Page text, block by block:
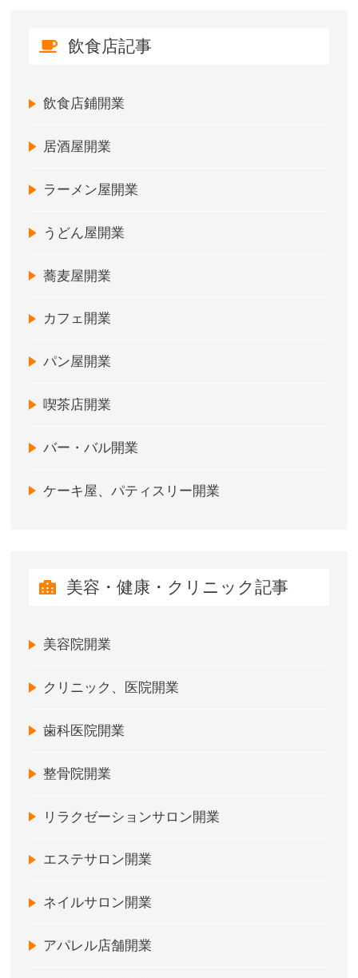
飲食店記事
飲食店鋪開業
居酒屋開業
ラーメン屋開業
うどん屋開業
蕎麦屋開業
カフェ開業
パン屋開業
喫茶店開業
バー・バル開業
ケーキ屋、パティスリー開業
美容・健康・クリニック記事
美容院開業
クリニック、医院開業
歯科医院開業
整骨院開業
リラクゼーションサロン開業
エステサロン開業
ネイルサロン開業
アパレル店舗開業